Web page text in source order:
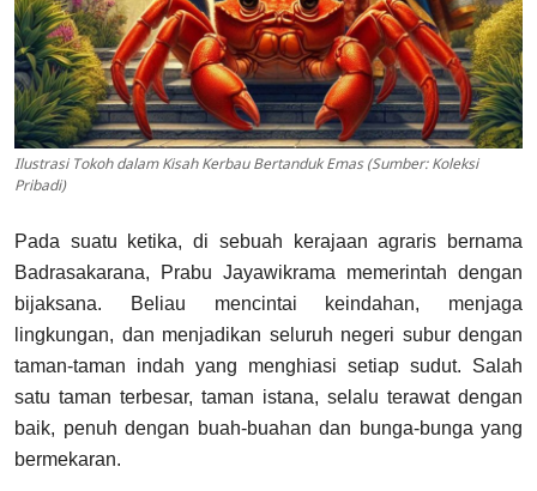
Ilustrasi Tokoh dalam Kisah Kerbau Bertanduk Emas (Sumber: Koleksi
Pribadi)
Pada suatu ketika, di sebuah kerajaan agraris bernama
Badrasakarana, Prabu Jayawikrama memerintah dengan
bijaksana. Beliau mencintai keindahan, menjaga
lingkungan, dan menjadikan seluruh negeri subur dengan
taman-taman indah yang menghiasi setiap sudut. Salah
satu taman terbesar, taman istana, selalu terawat dengan
baik, penuh dengan buah-buahan dan bunga-bunga yang
bermekaran.